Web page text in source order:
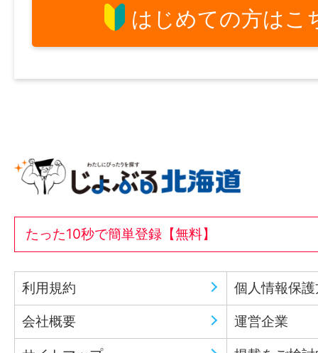
はじめての方はこ
たった10秒で簡単登録【無料】
利用規約 個人情報保
会社概要 運営企業